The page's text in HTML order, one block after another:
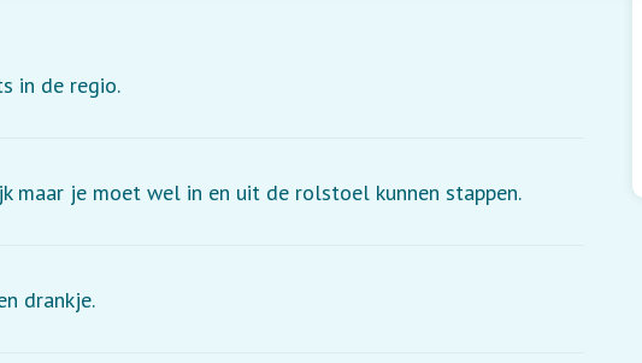
in de regio.
je moet wel in en uit de rolstoel kunnen stappen.
drankje.